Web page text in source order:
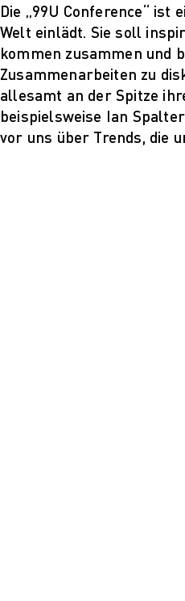
Die „99U Conference“
Welt einlädt. Sie soll
kommen zusammen und
Zusammenarbeiten zu
allesamt an der Spitze
beispielsweise Ian
vor uns über Trends, die